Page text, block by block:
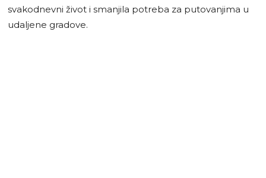
svakodnevni život i smanjila potreba za putovanjima u
udaljene gradove.